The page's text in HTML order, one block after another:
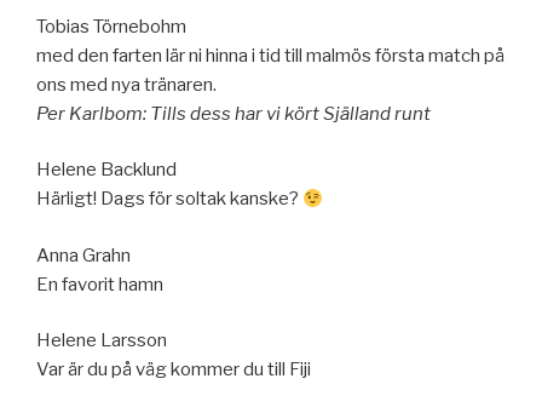
Tobias Törnebohm
med den farten lär ni hinna i tid till malmös första match på
ons med nya tränaren.
Per Karlbom: Tills dess har vi kört Själland runt
Helene Backlund
Härligt! Dags för soltak kanske?
Anna Grahn
En favorit hamn
Helene Larsson
Var är du på väg kommer du till Fiji